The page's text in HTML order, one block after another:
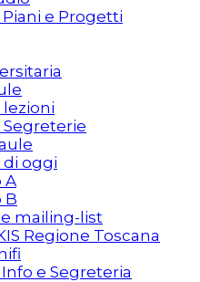
e Progetti
lezioni
oggi
A
B
mailing-list
Regione Toscana
Info e Segreteria